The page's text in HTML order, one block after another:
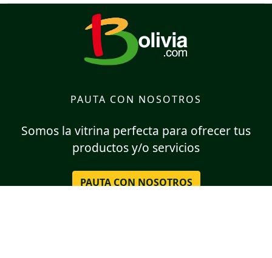
PAUTA CON NOSOTROS
Somos la vitrina perfecta para ofrecer tus
productos y/o servicios
PAUTA CON NOSOTROS